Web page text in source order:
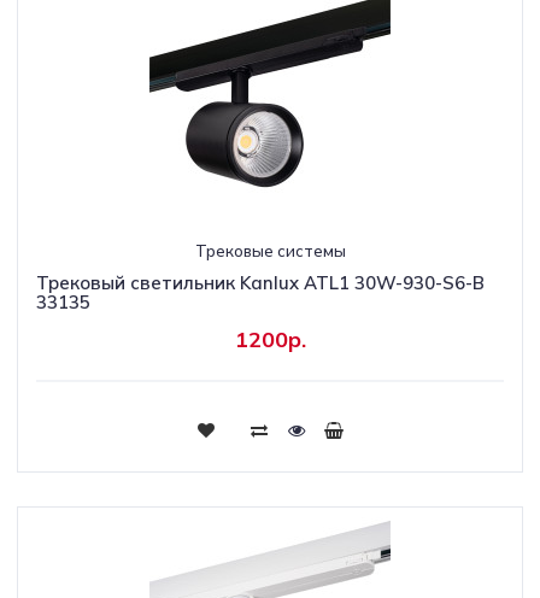
Трековые системы
Трековый светильник Kanlux ATL1 30W-930-S6-B
33135
1200р.